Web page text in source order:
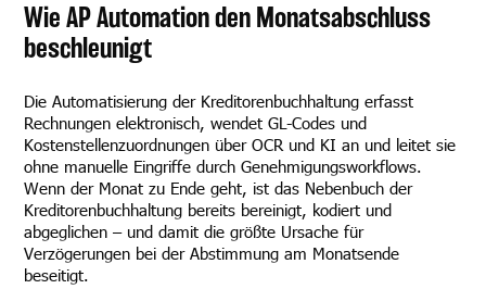
Wie AP Automation den Monatsabschluss
beschleunigt
Die Automatisierung der Kreditorenbuchhaltung erfasst
Rechnungen elektronisch, wendet GL-Codes und
Kostenstellenzuordnungen über OCR und KI an und leitet sie
ohne manuelle Eingriffe durch Genehmigungsworkflows.
Wenn der Monat zu Ende geht, ist das Nebenbuch der
Kreditorenbuchhaltung bereits bereinigt, kodiert und
abgeglichen – und damit die größte Ursache für
Verzögerungen bei der Abstimmung am Monatsende
beseitigt.